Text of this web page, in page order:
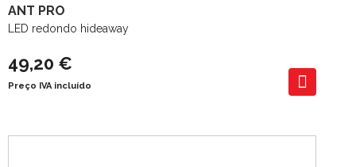
ANT PRO
LED redondo hideaway
49,20 €
Preço IVA incluído